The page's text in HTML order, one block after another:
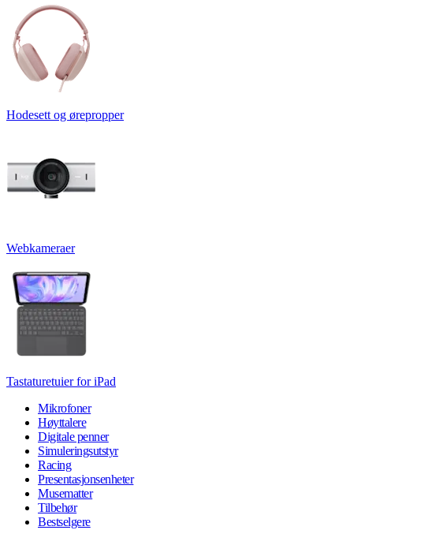
Hodesett og ørepropper
Webkameraer
Tastaturetuier for iPad
Mikrofoner
Høyttalere
Digitale penner
Simuleringsutstyr
Racing
Presentasjonsenheter
Musematter
Tilbehør
Bestselgere